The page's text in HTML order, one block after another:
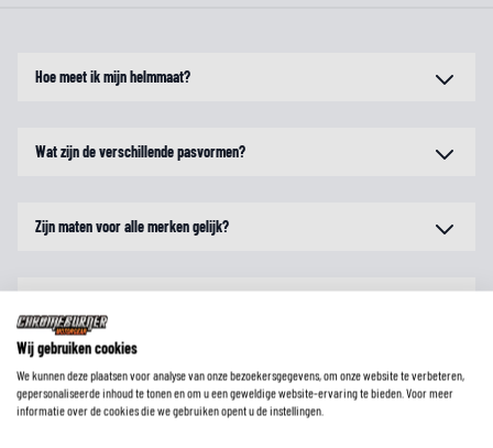
Hoe meet ik mijn helmmaat?
Wat zijn de verschillende pasvormen?
Zijn maten voor alle merken gelijk?
Is een ECE gekeurde motorhelm toegestaan in mijn land?
Wij gebruiken cookies
We kunnen deze plaatsen voor analyse van onze bezoekersgegevens, om onze website te verbeteren,
gepersonaliseerde inhoud te tonen en om u een geweldige website-ervaring te bieden. Voor meer
informatie over de cookies die we gebruiken opent u de instellingen.